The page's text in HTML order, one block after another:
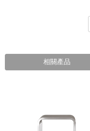
相關產品